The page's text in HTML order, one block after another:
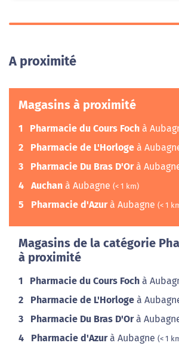
A proximité
Magasins à proximité
1 Pharmacie du Cours Foch à
2 Pharmacie de L'Horloge à
3 Pharmacie Du Bras D'Orà
4 Auchan à Aubagne (< 1 km)
5 Pharmacie d'Azurà Aubagne (< 1
Magasins de la catégorie
à proximité
1 Pharmacie du Cours Foch à
2 Pharmacie de L'Horloge à
3 Pharmacie Du Bras D'Orà
4 Pharmacie d'Azurà Aubagne (< 1